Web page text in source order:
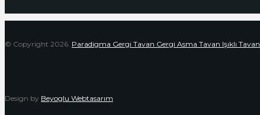
© Copyright 2026. Paradigma Gergi Tavan Gergi Asma Tavan Işıklı Tavan
Design by Beyoglu Webtasarım